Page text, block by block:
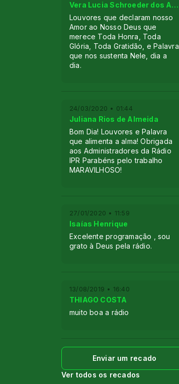
Vera Lucia Schroeder dos Anjos
Louvores que declaram nosso
Amor ao Nosso Deus que
merece Toda Honra, Toda
Glória, Toda Gratidão, e Palavra
que nos sustenta Nele, dia a
dia.
Juliana Rios de Almeida
24/03/2020 • 01:44
Bom Dia! Louvores e Palavra
que alimenta a alma! Obrigada
aos Administradores da Rádio
IPR Parabéns pelo trabalho
MARAVILHOSO!
Isaías Henrique
27/01/2020 • 11:59
Excelente programação , sou
grato à Deus pela rádio.
THIAGO COSTA
13/08/2019 • 16:40
muito boa a rádio
Enviar um recado
Ver todos os recados